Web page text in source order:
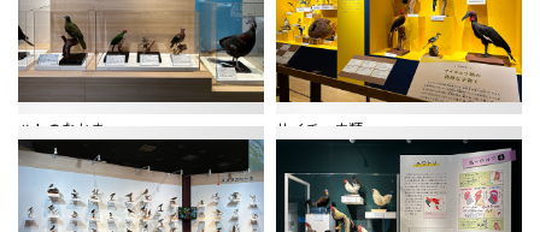
ハトのなかま サイチョウ類